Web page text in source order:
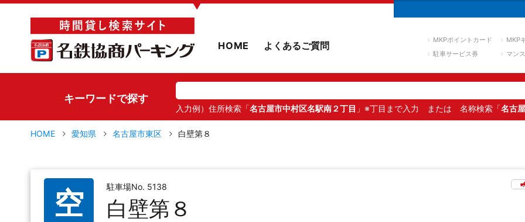
▼
HOME よくあるご質問 MKPポイントカード
MKP
駐車サービス券
マン
キーワードで探す
入力例）住所検索「名古屋市中村区名駅南２丁目 」※丁目まで入力 または 名称検索「名古
HOME 愛知県 名古屋市東区 白壁第８
空 駐車場No. 5138
白壁第８